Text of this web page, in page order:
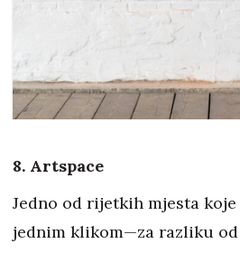
8. Artspace
Jedno od rijetkih mjesta
jednim klikom—za razliku